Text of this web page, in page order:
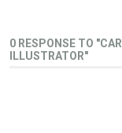
0 RESPONSE TO
ILLUSTRATOR"